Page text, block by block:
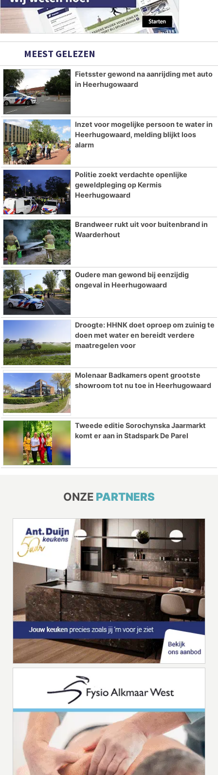
MEEST GELEZEN
Fietsster gewond na aanrijding met auto
in Heerhugowaard
Inzet voor mogelijke persoon te water in
Heerhugowaard, melding blijkt loos
alarm
Politie zoekt verdachte openlijke
geweldpleging op Kermis
Heerhugowaard
Brandweer rukt uit voor buitenbrand in
Waarderhout
Oudere man gewond bij eenzijdig
ongeval in Heerhugowaard
Droogte: HHNK doet oproep om zuinig te
doen met water en bereidt verdere
maatregelen voor
Molenaar Badkamers opent grootste
showroom tot nu toe in Heerhugowaard
Tweede editie Sorochynska Jaarmarkt
komt er aan in Stadspark De Parel
ONZE PARTNERS